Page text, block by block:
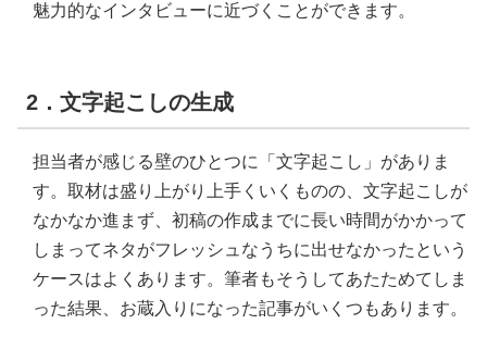
魅力的なインタビューに近づくことができます。
2．文字起こしの生成
担当者が感じる壁のひとつに「文字起こし」がありま
す。取材は盛り上がり上手くいくものの、文字起こしが
なかなか進まず、初稿の作成までに長い時間がかかって
しまってネタがフレッシュなうちに出せなかったという
ケースはよくあります。筆者もそうしてあたためてしま
った結果、お蔵入りになった記事がいくつもあります。